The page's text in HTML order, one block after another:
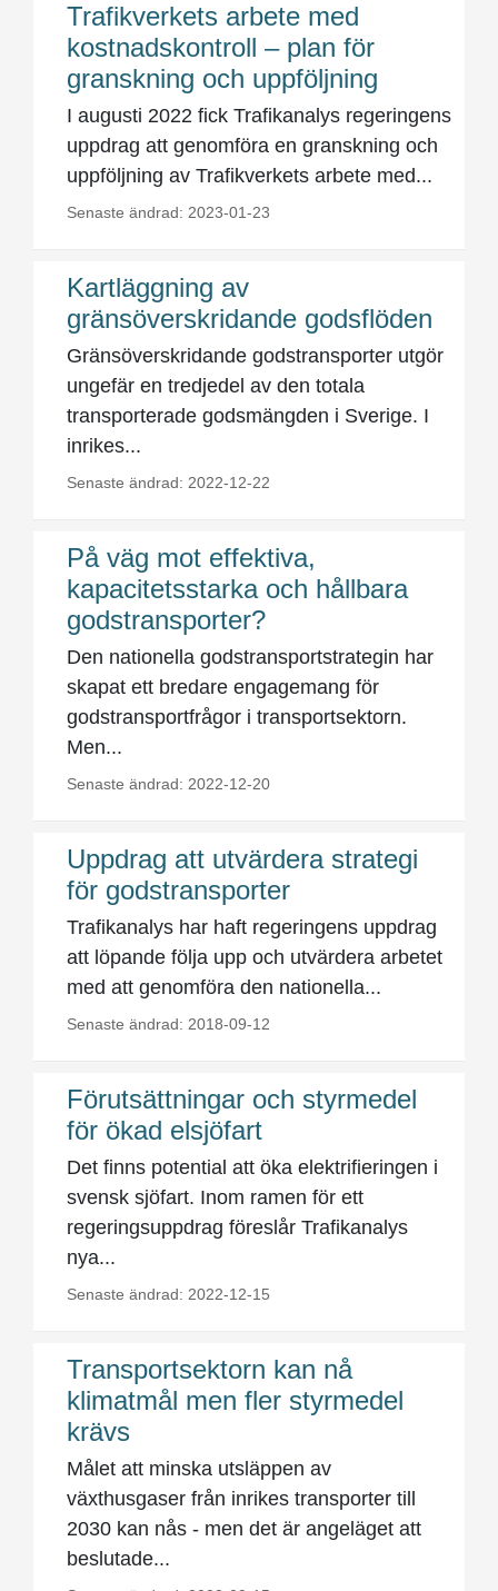
Trafikverkets arbete med
kostnadskontroll – plan för
granskning och uppföljning
I augusti 2022 fick Trafikanalys regeringens
uppdrag att genomföra en granskning och
uppföljning av Trafikverkets arbete med...
Senaste ändrad: 2023-01-23
Kartläggning av
gränsöverskridande godsflöden
Gränsöverskridande godstransporter utgör
ungefär en tredjedel av den totala
transporterade godsmängden i Sverige. I
inrikes...
Senaste ändrad: 2022-12-22
På väg mot effektiva,
kapacitetsstarka och hållbara
godstransporter?
Den nationella godstransportstrategin har
skapat ett bredare engagemang för
godstransportfrågor i transportsektorn.
Men...
Senaste ändrad: 2022-12-20
Uppdrag att utvärdera strategi
för godstransporter
Trafikanalys har haft regeringens uppdrag
att löpande följa upp och utvärdera arbetet
med att genomföra den nationella...
Senaste ändrad: 2018-09-12
Förutsättningar och styrmedel
för ökad elsjöfart
Det finns potential att öka elektrifieringen i
svensk sjöfart. Inom ramen för ett
regeringsuppdrag föreslår Trafikanalys
nya...
Senaste ändrad: 2022-12-15
Transportsektorn kan nå
klimatmål men fler styrmedel
krävs
Målet att minska utsläppen av
växthusgaser från inrikes transporter till
2030 kan nås - men det är angeläget att
beslutade...